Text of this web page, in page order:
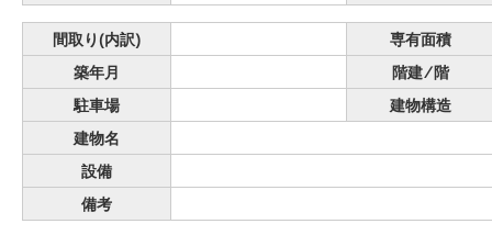
間取り(内訳)
専有面積
築年月
階建 ⁄ 階
駐車場
建物構造
建物名
設備
備考